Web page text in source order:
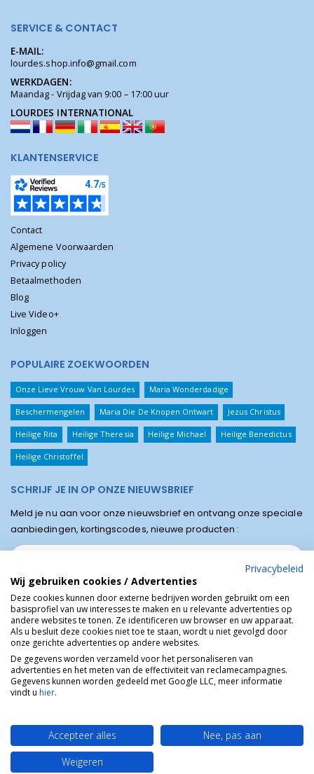
SERVICE & CONTACT
E-MAIL:
lourdes.shop.info@gmail.com
WERKDAGEN:
Maandag - Vrijdag van 9:00 – 17:00 uur
LOURDES INTERNATIONAL
KLANTENSERVICE
Contact
Algemene Voorwaarden
Privacy policy
Betaalmethoden
Blog
Live Video+
Inloggen
POPULAIRE ZOEKWOORDEN
Onze Lieve Vrouw Van Lourdes Maria Wonderdadige
Beschermengelen Maria Die De Knopen Ontwart Jezus Christus
Heilige Rita Heilige Theresia Heilige Michael Heilige Benedictus
Heilige Christoffel
SCHRIJF JE IN OP ONZE NIEUWSBRIEF
Meld je nu aan voor onze nieuwsbrief en ontvang onze speciale
aanbiedingen, kortingscodes, nieuwe producten :
Winkel van Lourdes © Religieuze online winkel van het bedevaartsoord
Lourdes in Frankrijk.
Privacybeleid
Wij gebruiken cookies / Advertenties
Deze cookies kunnen door externe bedrijven worden gebruikt om een
basisprofiel van uw interesses te maken en u relevante advertenties op
andere websites te tonen. Ze identificeren uw browser en uw apparaat.
Als u besluit deze cookies niet toe te staan, wordt u niet gevolgd door
onze gerichte advertenties op andere websites.
De gegevens worden verzameld voor het personaliseren van
advertenties en het meten van de effectiviteit van reclamecampagnes.
Gegevens kunnen worden gedeeld met Google LLC, meer informatie
vindt u hier.
Accepteer alles
Nee, pas aan
Weigeren